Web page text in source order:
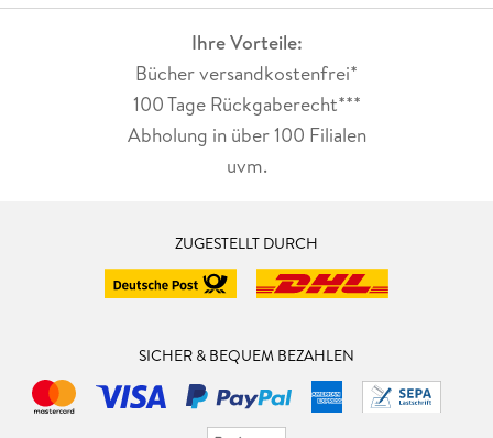
Ihre Vorteile:
Bücher versandkostenfrei*
100 Tage Rückgaberecht***
Abholung in über 100 Filialen
uvm.
ZUGESTELLT DURCH
SICHER & BEQUEM BEZAHLEN